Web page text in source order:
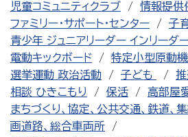
児童コミュニティクラブ
情報提供
ファミリー・サポート・センター
子
青少年 ジュニアリーダー インリーダ
電動キックボード
特定小型原動
選挙運動 政治活動
子ども
相談 ひきこもり
保活
高部屋
まちづくり、協定、公共交通、鉄道、
画道路、総合車両所